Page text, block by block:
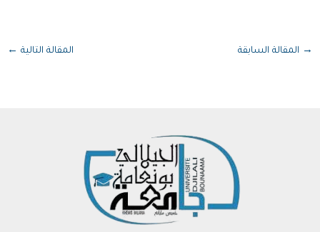
→ المقالة السابقة المقالة التالية ←